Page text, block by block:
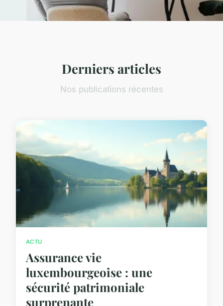
Derniers articles
Nos publications récentes
ACTU
Assurance vie
luxembourgeoise : une
sécurité patrimoniale
surprenante